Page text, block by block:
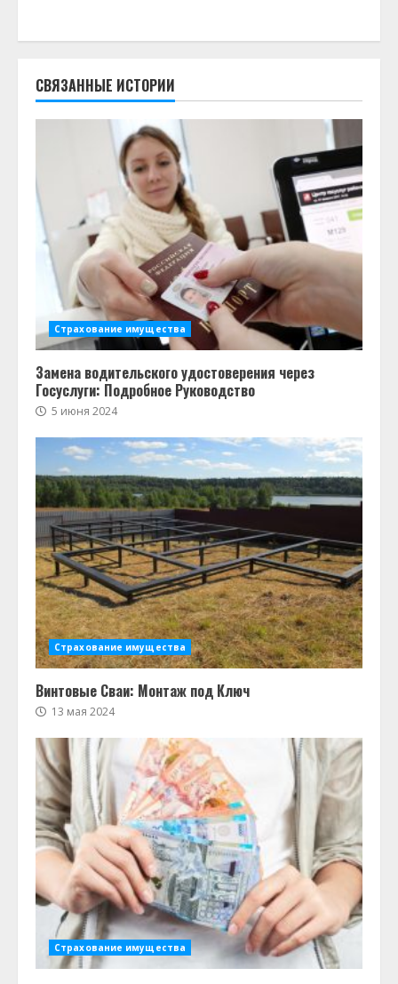
СВЯЗАННЫЕ ИСТОРИИ
Страхование имущества
Замена водительского удостоверения через
Госуслуги: Подробное Руководство
5 июня 2024
Страхование имущества
Винтовые Сваи: Монтаж под Ключ
13 мая 2024
Страхование имущества